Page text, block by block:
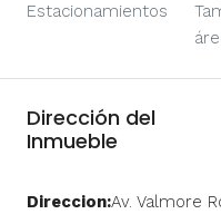
Estacionamientos
Dirección del
Inmueble
Direccion:Av. Valmore